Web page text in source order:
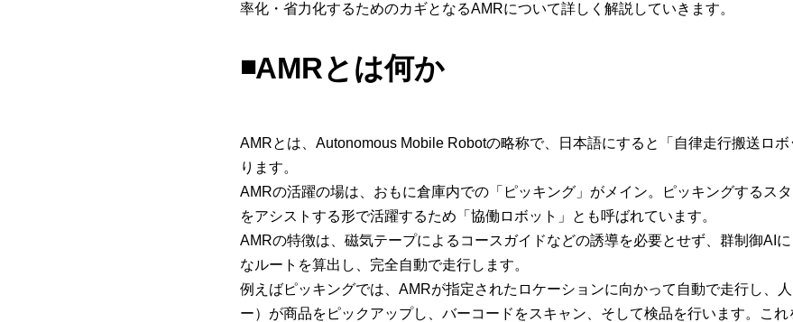
率化・省力化するためのカギとなるAMRについて詳しく解説していきます。
◾️AMRとは何か
AMRとは、Autonomous Mobile Robotの略称で、日本語にすると「自律走行搬送ロボ
ります。
AMRの活躍の場は、おもに倉庫内での「ピッキング」がメイン。ピッキングするス
をアシストする形で活躍するため「協働ロボット」とも呼ばれています。
AMRの特徴は、磁気テープによるコースガイドなどの誘導を必要とせず、群制御AI
なルートを算出し、完全自動で走行します。
例えばピッキングでは、AMRが指定されたロケーションに向かって自動で走行し、
ー）が商品をピックアップし、バーコードをスキャン、そして検品を行います。これ